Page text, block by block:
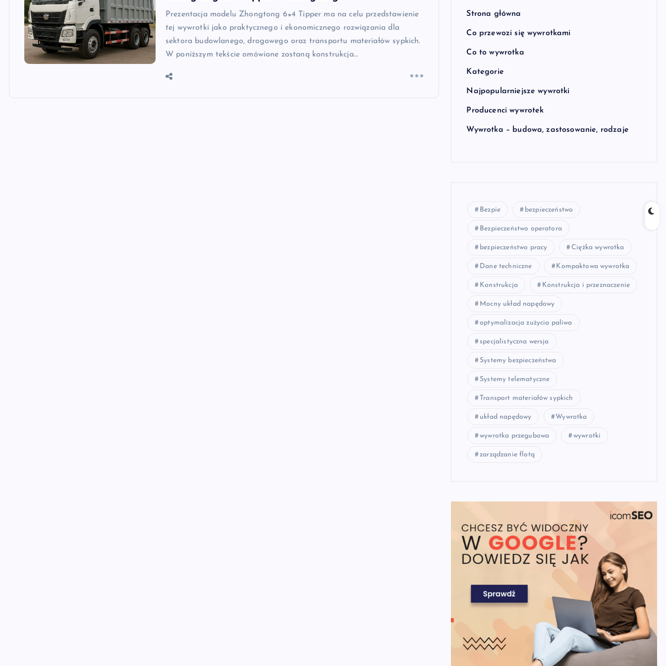
Prezentacja modelu Zhongtong 6×4 Tipper ma na celu przedstawienie
tej wywrotki jako praktycznego i ekonomicznego rozwiązania dla
sektora budowlanego, drogowego oraz transportu materiałów sypkich.
W poniższym tekście omówione zostaną konstrukcja…
Strona główna
Co przewozi się wywrotkami
Co to wywrotka
Kategorie
Najpopularniejsze wywrotki
Producenci wywrotek
Wywrotka – budowa, zastosowanie, rodzaje
Bezpie bezpieczeństwo
Bezpieczeństwo operatora
bezpieczeństwo pracy Ciężka wywrotka
Dane techniczne Kompaktowa wywrotka
Konstrukcja Konstrukcja i przeznaczenie
Mocny układ napędowy
optymalizacja zużycia paliwa
specjalistyczna wersja
Systemy bezpieczeństwa
Systemy telematyczne
Transport materiałów sypkich
układ napędowy Wywrotka
wywrotka przegubowa wywrotki
zarządzanie flotą